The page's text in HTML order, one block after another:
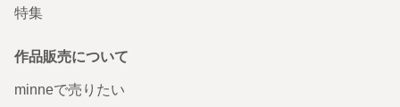
特集
作品販売について
minneで売りたい